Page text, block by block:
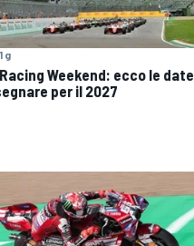
1 g
Weekend: ecco le date
per il 2027